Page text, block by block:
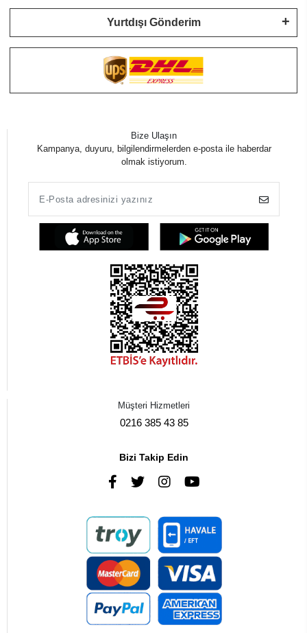
Yurtdışı Gönderim
Bize Ulaşın
Kampanya, duyuru, bilgilendirmelerden e-posta ile haberdar
olmak istiyorum.
Müşteri Hizmetleri
0216 385 43 85
Bizi Takip Edin